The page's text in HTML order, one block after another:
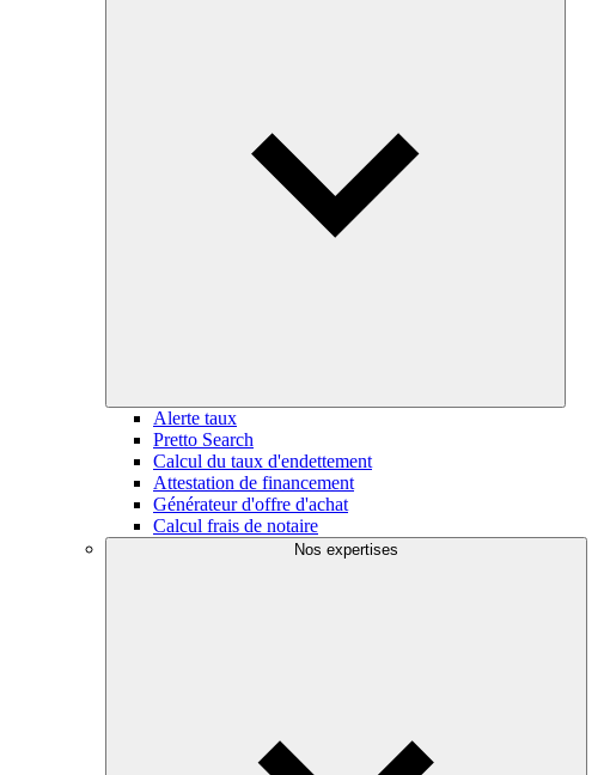
Alerte taux
Pretto Search
Calcul du taux d'endettement
Attestation de financement
Générateur d'offre d'achat
Calcul frais de notaire
Nos expertises